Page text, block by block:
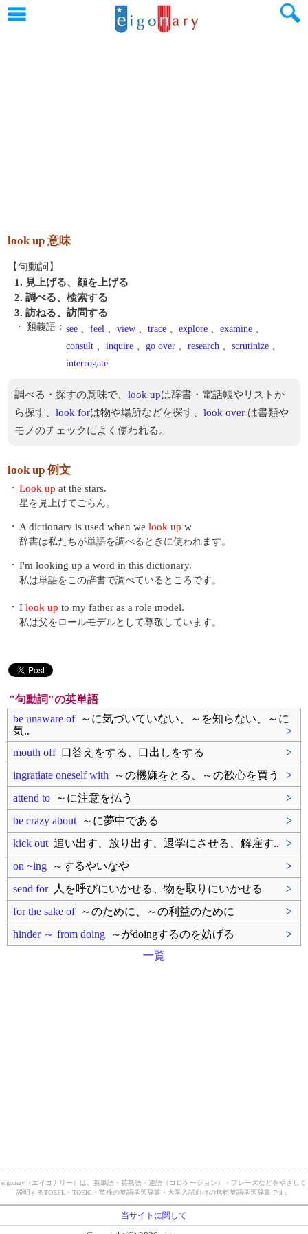
look up 意味
【句動詞】
1. 見上げる、顔を上げる
2. 調べる、検索する
3. 訪ねる、訪問する
・ 類義語： see 、 feel 、 view 、 trace 、 explore 、 examine 、
consult 、 inquire 、 go over 、 research 、 scrutinize 、
interrogate
調べる・探すの意味で、 look upは辞書・電話帳やリストか
ら探す、 look forは物や場所などを探す、 look over は書類や
モノのチェックによく使われる。
look up 例文
・ Look up at the stars.
星を見上げてごらん。
・ A dictionary is used when we look up w
辞書は私たちが単語を調べるときに使われます。
・ I'm looking up a word in this dictionary.
私は単語をこの辞書で調べているところです。
・ I look up to my father as a role model.
私は父をロールモデルとして尊敬しています。
"句動詞"の英単語
be unaware of～に気づいていない、～を知らない、～に
気..
>
mouth off口答えをする、口出しをする
>
ingratiate oneself with ～の機嫌をとる、～の歓心を買う
>
attend to ～に注意を払う
>
be crazy about ～に夢中である
>
kick out 追い出す、放り出す、退学にさせる、解雇す..
>
on ~ing ～するやいなや
>
send for人を呼びにいかせる、物を取りにいかせる
>
for the sake of～のために、～の利益のために
>
hinder ～ from doing ～がdoingするのを妨げる
>
一覧
eigonary（エイゴナリー）は、英単語・英熟語・連語（コロケーション）・フレーズなどをやさしく
説明するTOEFL・TOEIC・英検の英語学習辞書・大学入試向けの無料英語学習辞書です。
当サイトに関して